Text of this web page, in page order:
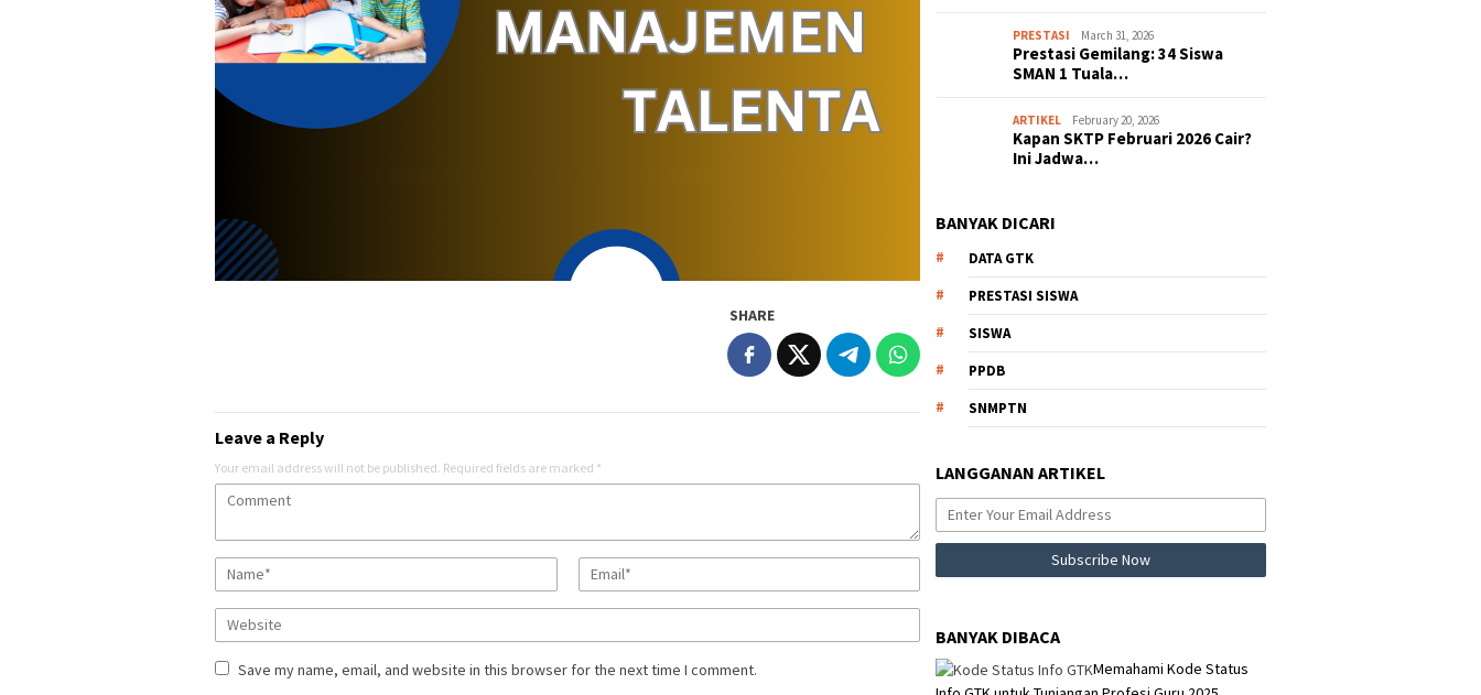
SHARE
Leave a Reply
Your email address will not be published. Required fields are marked *
Save my name, email, and website in this browser for the next time I comment.
PRESTASI March 31, 2026
Prestasi Gemilang: 34 Siswa
SMAN 1 Tuala…
ARTIKEL February 20, 2026
Kapan SKTP Februari 2026 Cair?
Ini Jadwa…
BANYAK DICARI
DATA GTK
PRESTASI SISWA
SISWA
PPDB
SNMPTN
LANGGANAN ARTIKEL
BANYAK DIBACA
Memahami Kode Status